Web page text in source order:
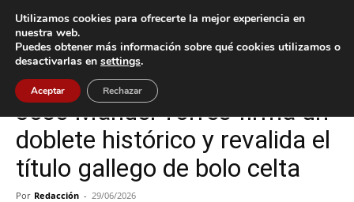
Inicio Deportes
Deportes Gondomar
José Manuel Torres firma un
doblete histórico y revalida el
título gallego de bolo celta
Por Redacción - 29/06/2026
Utilizamos cookies para ofrecerte la mejor experiencia en
nuestra web.
Puedes obtener más información sobre qué cookies utilizamos o
desactivarlas en settings.
Aceptar Rechazar